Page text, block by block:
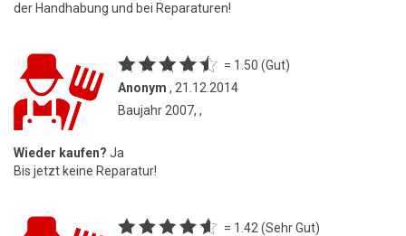
der Handhabung und bei Reparaturen!
= 1.50 (Gut)
Anonym , 21.12.2014
Baujahr 2007, ,
Wieder kaufen? Ja
Bis jetzt keine Reparatur!
= 1.42 (Sehr Gut)